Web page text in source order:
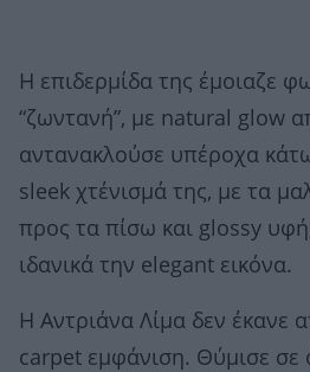
Η επιδερμίδα της έμοιαζε
“ζωντανή”, με natural glow
αντανακλούσε υπέροχα
sleek χτένισμά της, με τα
προς τα πίσω και glossy
ιδανικά την elegant εικόνα.
Η Αντριάνα Λίμα δεν έκανε
carpet εμφάνιση. Θύμισε σε